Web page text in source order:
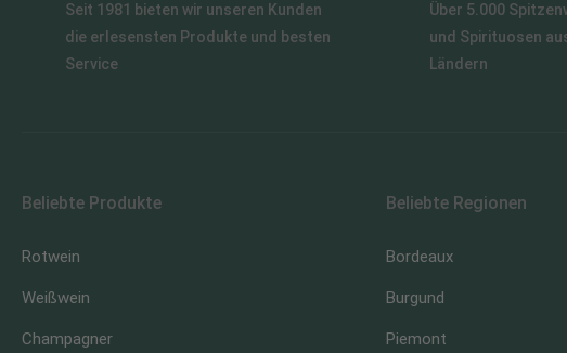
Seit 1981 bieten wir unseren Kunden
die erlesensten Produkte und besten
Service
Über 5.000
und Spirituosen
Ländern
Beliebte Produkte
Rotwein
Weißwein
Champagner
Beliebte Regionen
Bordeaux
Burgund
Piemont